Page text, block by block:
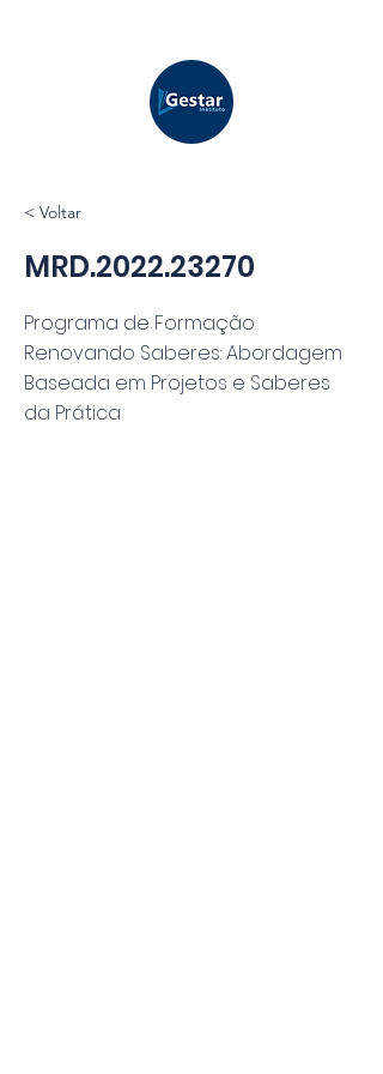
< Voltar
MRD.2022.23270
Programa de Formação
Renovando Saberes: Abordagem
Baseada em Projetos e Saberes
da Prática